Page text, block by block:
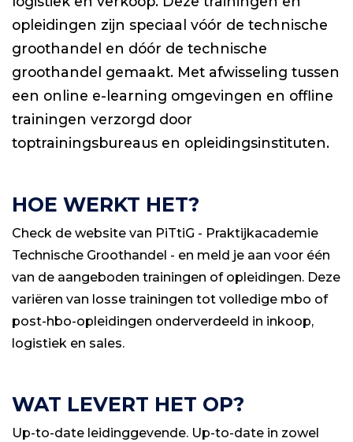
opleidingen zijn speciaal vóór de technische
groothandel en dóór de technische
groothandel gemaakt. Met afwisseling tussen
een online e-learning omgevingen en offline
trainingen verzorgd door
toptrainingsbureaus en opleidingsinstituten.
HOE WERKT HET?
Check de website van PiTtiG - Praktijkacademie
Technische Groothandel - en meld je aan voor één
van de aangeboden trainingen of opleidingen. Deze
variëren van losse trainingen tot volledige mbo of
post-hbo-opleidingen onderverdeeld in inkoop,
logistiek en sales.
WAT LEVERT HET OP?
Up-to-date leidinggevende. Up-to-date in zowel